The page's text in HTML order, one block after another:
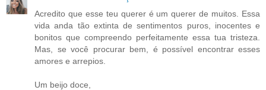
Acredito que esse teu querer é um querer de muitos. Essa
vida anda tão extinta de sentimentos puros, inocentes e
bonitos que compreendo perfeitamente essa tua tristeza.
Mas, se você procurar bem, é possível encontrar esses
amores e arrepios.
Um beijo doce,